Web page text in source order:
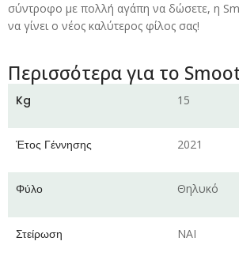
σύντροφο με πολλή αγάπη να δώσετε, η
να γίνει ο νέος καλύτερος φίλος σας!
Περισσότερα για το
Kg 15
Έτος Γέννησης 2021
Φύλο Θηλυκό
Στείρωση ΝΑΙ